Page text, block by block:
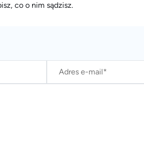
co o nim sądzisz.